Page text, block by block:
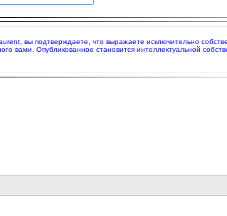
вы подтверждаете, что выражаете исключительно
вами. Опубликованное становится интеллектуальной